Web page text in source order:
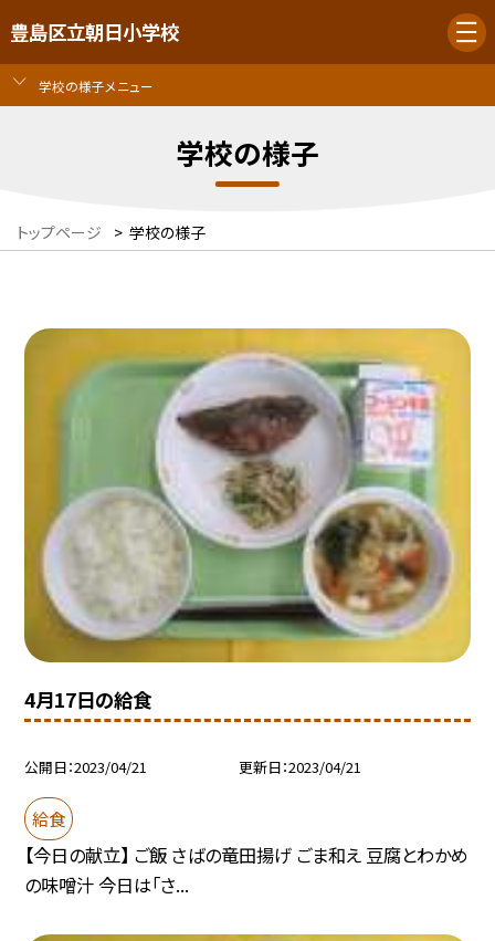
豊島区立朝日小学校
学校の様子メニュー
学校の様子
トップページ > 学校の様子
4月17日の給食
公開日 2023/04/21 更新日 2023/04/21
給食
【今日の献立】 ご飯 さばの竜田揚げ ごま和え 豆腐とわかめ
の味噌汁 今日は「さ...